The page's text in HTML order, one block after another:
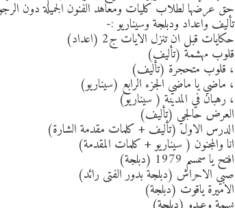
حق عرضها لطلاب كليات ومعاهد الفنون الجميلة دون
تأليف واعداد ودبلجة وسيناريو :-
حكايات قبل ان تنزل الايات ج2 (اعداد)
قلوب مهشمة (تأليف)
، قلوب متحجرة (تأليف)
، ماضي يا ماضي الجزء الرابع (سيناريو)
، رهبان في المدينة ( سيناريو)
العرض حالجي (تأليف)
الدرس الاول (تأليف + كلمات مقدمة الشارة)
انا والمجنون ( سيناريو + كلمات المقدمة)
افتح يا سمسم 1979 (دبلجة)
صبي الاحراش (دبلجة بدور الفتى رائد)
الاميرة ياقوت (دبلجة)